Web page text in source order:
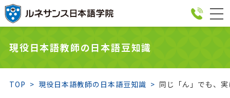
現役日本語教師の日本語豆知識
TOP 現役日本語教師の日本語豆知識 同じ「ん」でも、